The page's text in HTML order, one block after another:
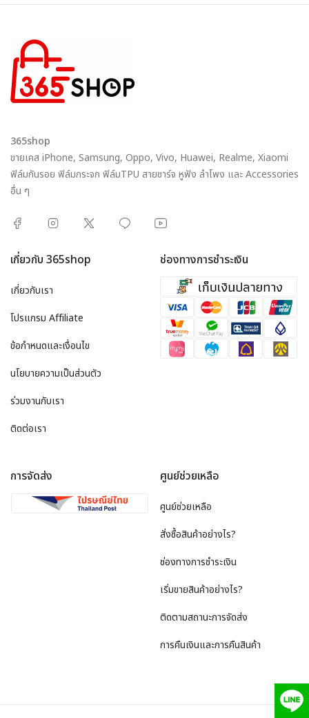
365shop
ขายเคส iPhone, Samsung, Oppo, Vivo, Huawei, Realme, Xiaomi
ฟิล์มกันรอย ฟิล์มกระจก ฟิล์มTPU สายชาร์จ หูฟัง ลำโพง และ Accessories
อื่น ๆ
เกี่ยวกับ 365shop
เกี่ยวกับเรา
โปรแกรม Affiliate
ข้อกำหนดและเงื่อนไข
นโยบายความเป็นส่วนตัว
ร่วมงานกับเรา
ติดต่อเรา
ช่องทางการชำระเงิน
การจัดส่ง ศูนย์ช่วยเหลือ
ศูนย์ช่วยเหลือ
สั่งซื้อสินค้าอย่างไร?
ช่องทางการชำระเงิน
เริ่มขายสินค้าอย่างไร?
ติดตามสถานะการจัดส่ง
การคืนเงินและการคืนสินค้า